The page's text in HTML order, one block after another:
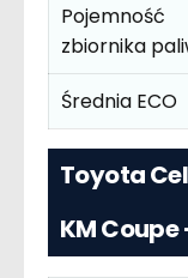
Pojemność
zbiornika
Średnia ECO
Toyota
KM